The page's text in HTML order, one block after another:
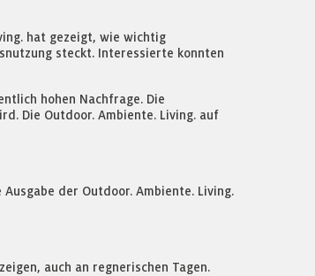
hat gezeigt, wie wichtig
steckt. Interessierte konnten
hohen Nachfrage. Die
Die Outdoor. Ambiente. Living. auf
der Outdoor. Ambiente. Living.
auch an regnerischen Tagen.